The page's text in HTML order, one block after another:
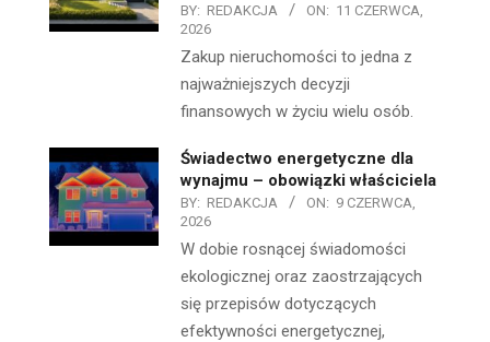
BY: REDAKCJA ON: 11 CZERWCA,
2026
Zakup nieruchomości to jedna z
najważniejszych decyzji
finansowych w życiu wielu osób.
Świadectwo energetyczne dla
wynajmu – obowiązki właściciela
BY: REDAKCJA ON: 9 CZERWCA,
2026
W dobie rosnącej świadomości
ekologicznej oraz zaostrzających
się przepisów dotyczących
efektywności energetycznej,